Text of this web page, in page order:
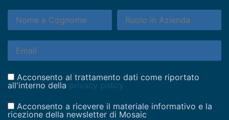
Acconsento al trattamento dati come riportato
all'interno della privacy policy
Acconsento a ricevere il materiale informativo e la
ricezione della newsletter di Mosaic